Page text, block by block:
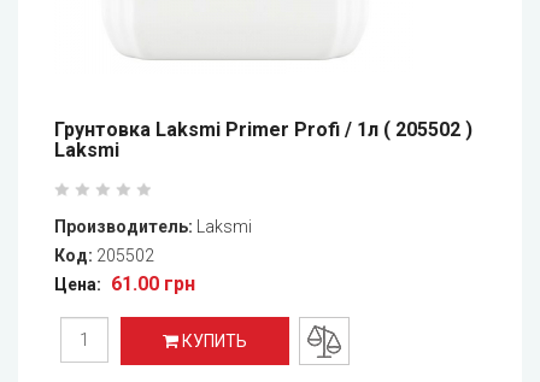
Грунтовка Laksmi Primer Profi / 1л ( 205502 )
Laksmi
Производитель:
Laksmi
Код: 205502
Цена:
61.00 грн
КУПИТЬ